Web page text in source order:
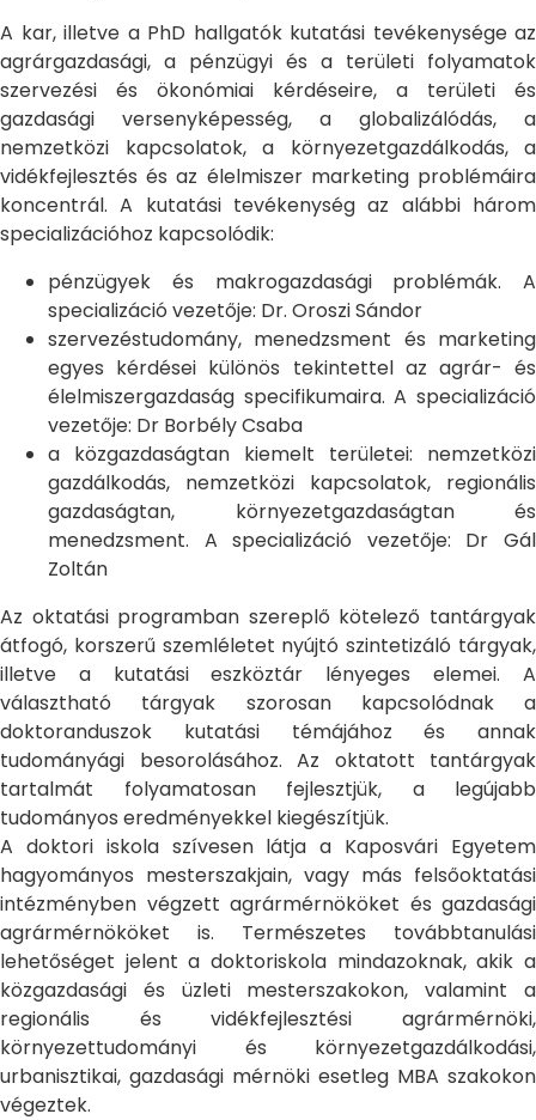
A kar, illetve a PhD hallgatók kutatási tevékenysége az
agrárgazdasági, a pénzügyi és a területi folyamatok
szervezési és ökonómiai kérdéseire, a területi és
gazdasági versenyképesség, a globalizálódás, a
nemzetközi kapcsolatok, a környezetgazdálkodás, a
vidékfejlesztés és az élelmiszer marketing problémáira
koncentrál. A kutatási tevékenység az alábbi három
specializációhoz kapcsolódik:
pénzügyek és makrogazdasági problémák. A
specializáció vezetője: Dr. Oroszi Sándor
szervezéstudomány, menedzsment és marketing
egyes kérdései különös tekintettel az agrár- és
élelmiszergazdaság specifikumaira. A specializáció
vezetője: Dr Borbély Csaba
a közgazdaságtan kiemelt területei: nemzetközi
gazdálkodás, nemzetközi kapcsolatok, regionális
gazdaságtan, környezetgazdaságtan és
menedzsment. A specializáció vezetője: Dr Gál
Zoltán
Az oktatási programban szereplő kötelező tantárgyak
átfogó, korszerű szemléletet nyújtó szintetizáló tárgyak,
illetve a kutatási eszköztár lényeges elemei. A
választható tárgyak szorosan kapcsolódnak a
doktoranduszok kutatási témájához és annak
tudományági besorolásához. Az oktatott tantárgyak
tartalmát folyamatosan fejlesztjük, a legújabb
tudományos eredményekkel kiegészítjük.
A doktori iskola szívesen látja a Kaposvári Egyetem
hagyományos mesterszakjain, vagy más felsőoktatási
intézményben végzett agrármérnököket és gazdasági
agrármérnököket is. Természetes továbbtanulási
lehetőséget jelent a doktoriskola mindazoknak, akik a
közgazdasági és üzleti mesterszakokon, valamint a
regionális és vidékfejlesztési agrármérnöki,
környezettudományi és környezetgazdálkodási,
urbanisztikai, gazdasági mérnöki esetleg MBA szakokon
végeztek.